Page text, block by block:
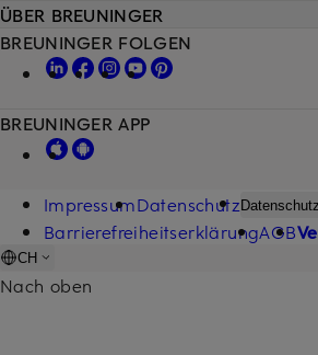
ÜBER BREUNINGER
BREUNINGER FOLGEN
BREUNINGER APP
ImpressumDatenschutz
BarrierefreiheitserklärungAGB
CH
Nach oben